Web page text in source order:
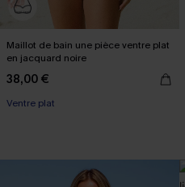
Maillot de bain une pièce ventre plat
en jacquard noire
38,00 €
Ventre plat